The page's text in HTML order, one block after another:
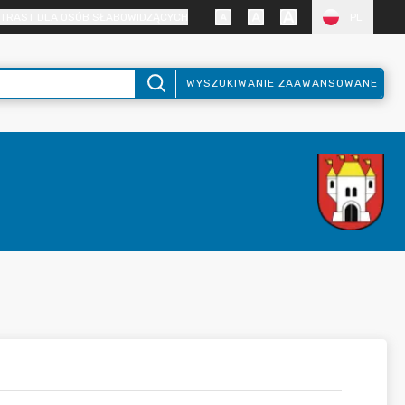
WYSZUKIWANIE ZAAWANSOWANE